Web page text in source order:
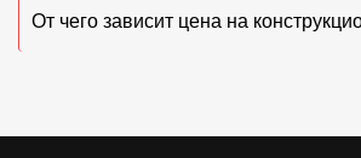
От чего зависит цена на